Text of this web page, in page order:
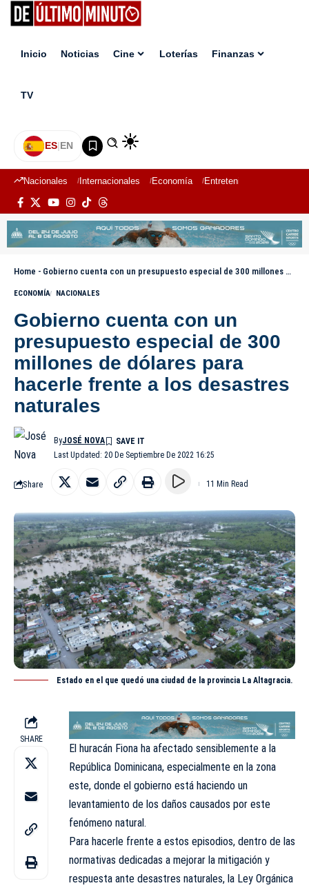
Inicio Noticias Cine Loterías Finanzas
TV
ES|EN
Nacionales Internacionales Economía Entretenimiento
Home - Gobierno cuenta con un presupuesto especial de 300 millones de dólares para hacerle frente a los desastres naturales
ECONOMÍA NACIONALES
Gobierno cuenta con un
presupuesto especial de 300
millones de dólares para
hacerle frente a los desastres
naturales
Last Updated: 20 De Septiembre De 2022 16:25
ByJOSÉ NOVA
Share 11 Min Read
Estado en el que quedó una ciudad de la provincia La Altagracia.
SHARE
El huracán Fiona ha afectado sensiblemente a la
República Dominicana, especialmente en la zona
este, donde el gobierno está haciendo un
levantamiento de los daños causados por este
fenómeno natural.
Para hacerle frente a estos episodios, dentro de las
normativas dedicadas a mejorar la mitigación y
respuesta ante desastres naturales, la Ley Orgánica